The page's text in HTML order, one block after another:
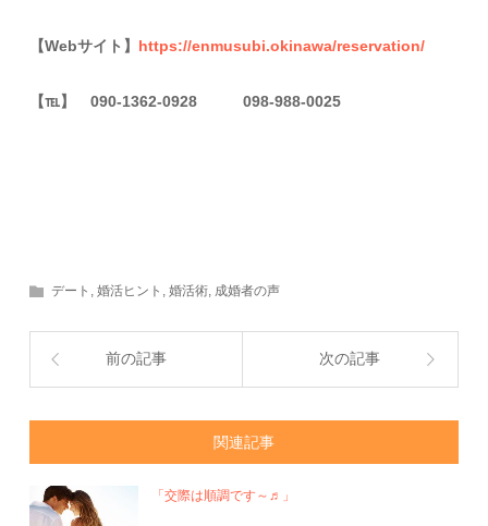
【Webサイト】 https://enmusubi.okinawa/reservation/
【℡】 090-1362-0928 098-988-0025
デート ,婚活ヒント ,婚活術, 成婚者の声
前の記事 次の記事
関連記事
「交際は順調です～♬」